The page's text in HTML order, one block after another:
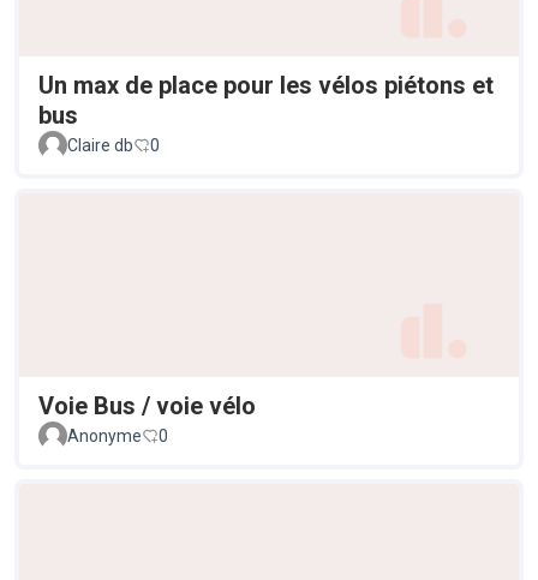
Un max de place pour les vélos piétons et
bus
Claire db 0
Voie Bus / voie vélo
Anonyme 0